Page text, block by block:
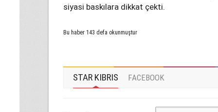
siyasi baskılara dikkat çekti.
Bu haber 143 defa okunmuştur
STAR KIBRIS FACEBOOK